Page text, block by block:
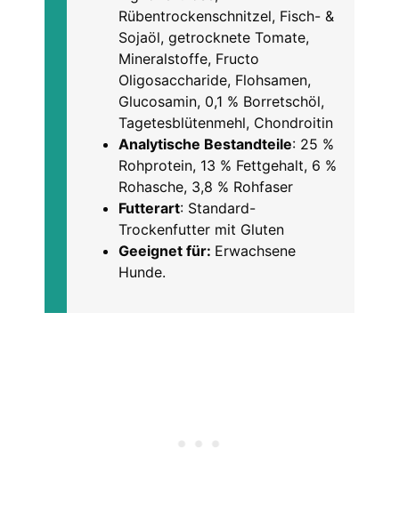
Rübentrockenschnitzel, Fisch- &
Sojaöl, getrocknete Tomate,
Mineralstoffe, Fructo
Oligosaccharide, Flohsamen,
Glucosamin, 0,1 % Borretschöl,
Tagetesblütenmehl, Chondroitin
Analytische Bestandteile: 25 %
Rohprotein, 13 % Fettgehalt, 6 %
Rohasche, 3,8 % Rohfaser
Futterart: Standard-
Trockenfutter mit Gluten
Geeignet für: Erwachsene
Hunde.